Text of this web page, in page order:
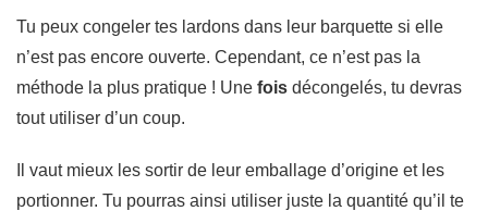
Tu peux congeler tes lardons dans leur barquette si elle
n’est pas encore ouverte. Cependant, ce n’est pas la
méthode la plus pratique ! Une fois décongelés, tu devras
tout utiliser d’un coup.
Il vaut mieux les sortir de leur emballage d’origine et les
portionner. Tu pourras ainsi utiliser juste la quantité qu’il te